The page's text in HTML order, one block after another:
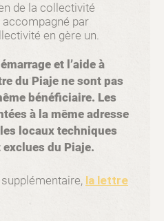
de la collectivité
par
en gère un.
et l’aide à
du Piaje ne sont pas
bénéficiaire. Les
à la même adresse
locaux techniques
du Piaje.
la lettre